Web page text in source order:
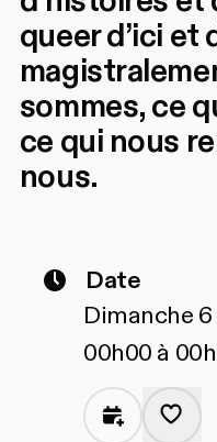
queer d’ici et
sommes, ce
ce qui nous
nous.
Date
Dimanche
00h00 à